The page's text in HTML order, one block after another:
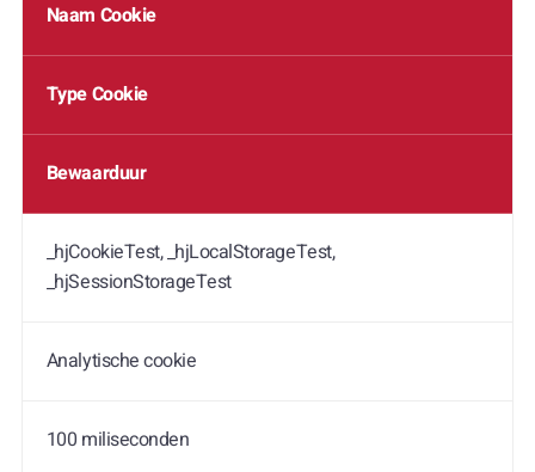
Naam Cookie
Type Cookie
Bewaarduur
_hjCookieTest, _hjLocalStorageTest,
_hjSessionStorageTest
Analytische cookie
100 miliseconden